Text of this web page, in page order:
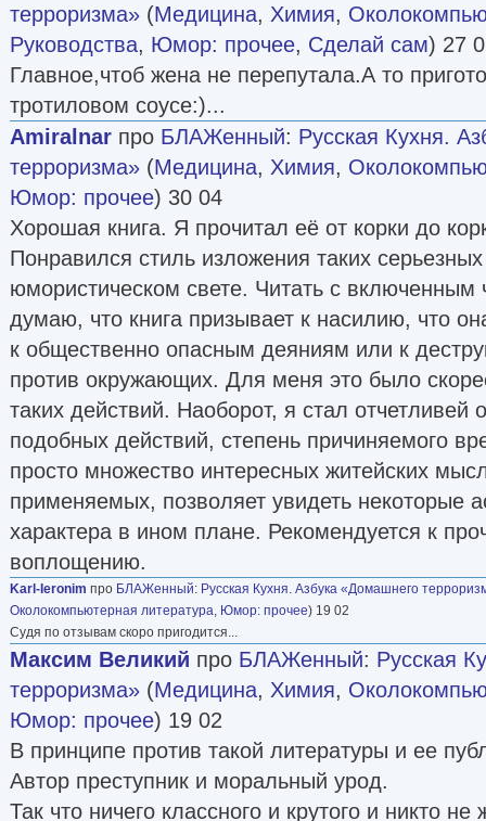
терроризма» (Медицина, Химия,
Руководства, Юмор: прочее, Сделай сам) 27
Главное,чтоб жена не перепутала.А то
тротиловом соусе:)...
Amiralnar про БЛАЖенный: Русская Кухня.
терроризма» (Медицина, Химия,
Юмор: прочее) 30 04
Хорошая книга. Я прочитал её от корки до
Понравился стиль изложения таких
юмористическом свете. Читать с
думаю, что книга призывает к насилию, что
к общественно опасным деяниям или к
против окружающих. Для меня это было
таких действий. Наоборот, я стал отчетливей
подобных действий, степень причиняемого
просто множество интересных житейских
применяемых, позволяет увидеть некоторые
характера в ином плане. Рекомендуется к
воплощению.
Karl-Ieronim про БЛАЖенный: Русская Кухня. Азбука «Домашнего
Околокомпьютерная литература, Юмор: прочее) 19 02
Судя по отзывам скоро пригодится...
Максим Великий про БЛАЖенный: Русская
терроризма» (Медицина, Химия,
Юмор: прочее) 19 02
В принципе против такой литературы и ее
Автор преступник и моральный урод.
Так что ничего классного и крутого и никто не